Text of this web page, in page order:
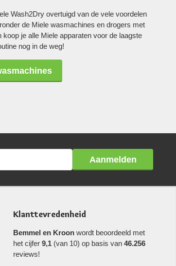
Wash2Dry overtuigd van de vele voordelen
de Miele wasmachines en drogers met
je alle Miele apparaten voor de laagste
nog in de weg!
Aanmelden
Klanttevredenheid
Bemmel en Kroonwordt beoordeeld met
het cijfer 9,1(van 10) op basis van 46.256
reviews!